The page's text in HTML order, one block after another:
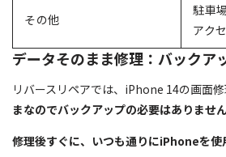
その他
駐車
アク
データそのまま修理：バックア
リバースリペアでは、iPhone 14の画面修
まなのでバックアップの必要はありません
修理後すぐに、いつも通りにiPhoneを使